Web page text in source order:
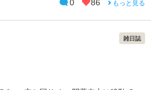
0 86 もっと見る
雑日誌